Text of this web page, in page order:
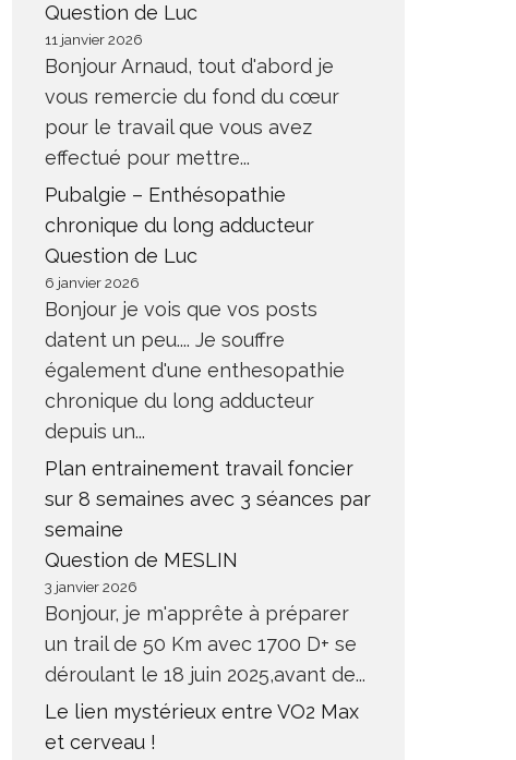
Question de Luc
11 janvier 2026
Bonjour Arnaud, tout d'abord je
vous remercie du fond du cœur
pour le travail que vous avez
effectué pour mettre...
Pubalgie – Enthésopathie
chronique du long adducteur
Question de Luc
6 janvier 2026
Bonjour je vois que vos posts
datent un peu.... Je souffre
également d'une enthesopathie
chronique du long adducteur
depuis un...
Plan entrainement travail foncier
sur 8 semaines avec 3 séances par
semaine
Question de MESLIN
3 janvier 2026
Bonjour, je m'apprête à préparer
un trail de 50 Km avec 1700 D+ se
déroulant le 18 juin 2025,avant de...
Le lien mystérieux entre VO2 Max
et cerveau !